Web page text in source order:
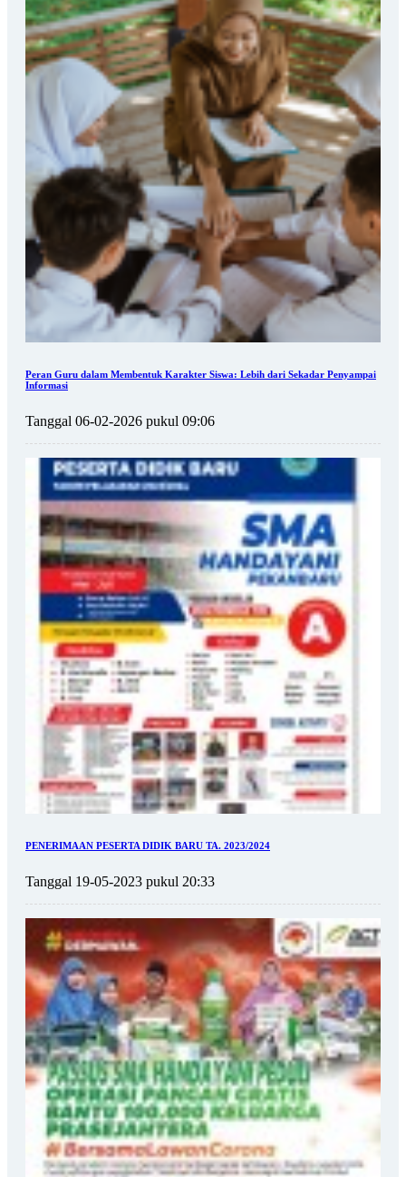
Peran Guru dalam Membentuk Karakter Siswa: Lebih dari Sekadar Penyampai
Informasi
Tanggal 06-02-2026 pukul 09:06
PENERIMAAN PESERTA DIDIK BARU TA. 2023/2024
Tanggal 19-05-2023 pukul 20:33